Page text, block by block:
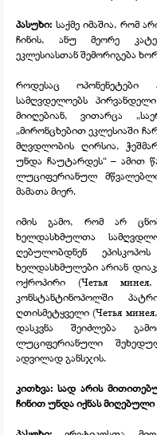
პასუხი: საქმე იმაშია, რომ
ჩინის, ანუ მეორე
ეკლესიასთან შემორიგება
როდესაც ოპონენეტები
სამღვდელოებს
მიიღებიან, ვითარცა
„მირონცხებით ეკლესიაში
მღვდლობის ღირსია,
უნდა ჩაუტარდეს“ – ამით
ლუციფერიანულ
მამათა მიერ.
იმის გამო, რომ არ
ხელდასხმულთა
ღებულობდნენ
ხელდასხმულები არიან
ოქროპირი (Четья
კონსტანტინოპოლში
ღთისმეტყველი (Четья
დასკვნა შეიძლება
ლუციფერიანული
ადვილად განსჯის.
კითხვა: სად არის
ჩინით უნდა იქნას